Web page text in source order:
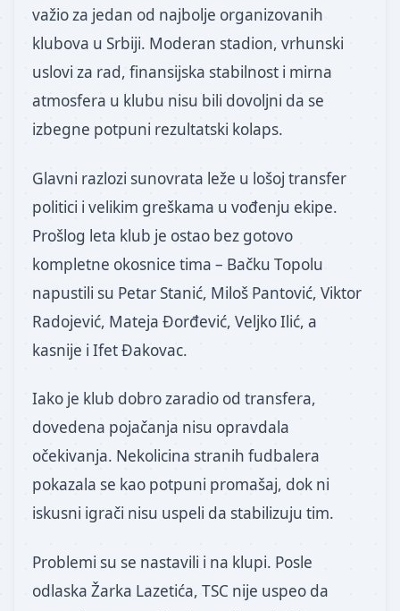
važio za jedan od najbolje organizovanih
klubova u Srbiji. Moderan stadion, vrhunski
uslovi za rad, finansijska stabilnost i mirna
atmosfera u klubu nisu bili dovoljni da se
izbegne potpuni rezultatski kolaps.
Glavni razlozi sunovrata leže u lošoj transfer
politici i velikim greškama u vođenju ekipe.
Prošlog leta klub je ostao bez gotovo
kompletne okosnice tima – Bačku Topolu
napustili su Petar Stanić, Miloš Pantović, Viktor
Radojević, Mateja Đorđević, Veljko Ilić, a
kasnije i Ifet Đakovac.
Iako je klub dobro zaradio od transfera,
dovedena pojačanja nisu opravdala
očekivanja. Nekolicina stranih fudbalera
pokazala se kao potpuni promašaj, dok ni
iskusni igrači nisu uspeli da stabilizuju tim.
Problemi su se nastavili i na klupi. Posle
odlaska Žarka Lazetića, TSC nije uspeo da